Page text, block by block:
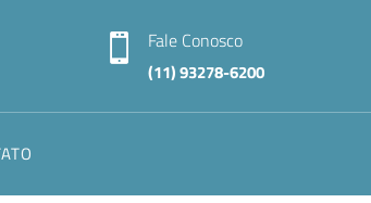
 Fale Conosco
(11) 93278-6200